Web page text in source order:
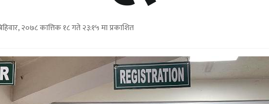
२०७८ कात्तिक १८ गते २३:१५ मा प्रकाशित